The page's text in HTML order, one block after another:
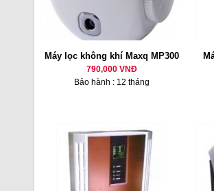
Máy lọc không khí Maxq MP300
790,000 VNĐ
Bảo hành : 12 tháng